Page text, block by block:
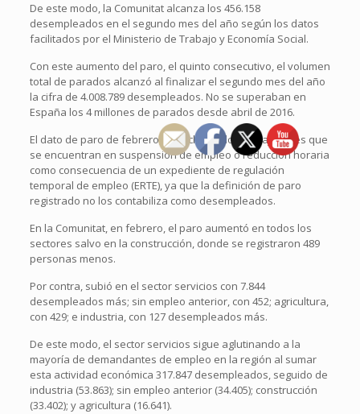
De este modo, la Comunitat alcanza los 456.158
desempleados en el segundo mes del año según los datos
facilitados por el Ministerio de Trabajo y Economía Social.
Con este aumento del paro, el quinto consecutivo, el volumen
total de parados alcanzó al finalizar el segundo mes del año
la cifra de 4.008.789 desempleados. No se superaban en
España los 4 millones de parados desde abril de 2016.
El dato de paro de febrero, no incluye a los trabajadores que
se encuentran en suspensión de empleo o reducción horaria
como consecuencia de un expediente de regulación
temporal de empleo (ERTE), ya que la definición de paro
registrado no los contabiliza como desempleados.
En la Comunitat, en febrero, el paro aumentó en todos los
sectores salvo en la construcción, donde se registraron 489
personas menos.
Por contra, subió en el sector servicios con 7.844
desempleados más; sin empleo anterior, con 452; agricultura,
con 429; e industria, con 127 desempleados más.
De este modo, el sector servicios sigue aglutinando a la
mayoría de demandantes de empleo en la región al sumar
esta actividad económica 317.847 desempleados, seguido de
industria (53.863); sin empleo anterior (34.405); construcción
(33.402); y agricultura (16.641).